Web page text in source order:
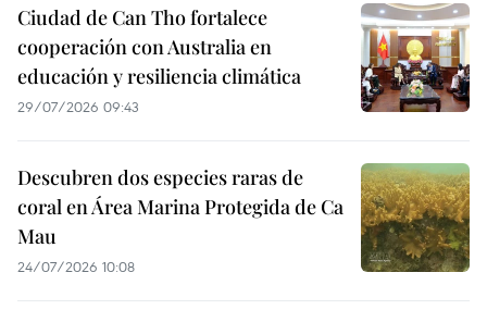
Ciudad de Can Tho fortalece
cooperación con Australia en
educación y resiliencia climática
29/07/2026 09:43
Descubren dos especies raras de
coral en Área Marina Protegida de Ca
Mau
24/07/2026 10:08